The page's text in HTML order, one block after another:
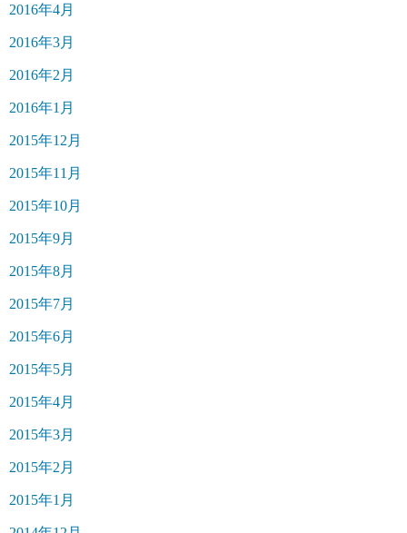
2016年4月
2016年3月
2016年2月
2016年1月
2015年12月
2015年11月
2015年10月
2015年9月
2015年8月
2015年7月
2015年6月
2015年5月
2015年4月
2015年3月
2015年2月
2015年1月